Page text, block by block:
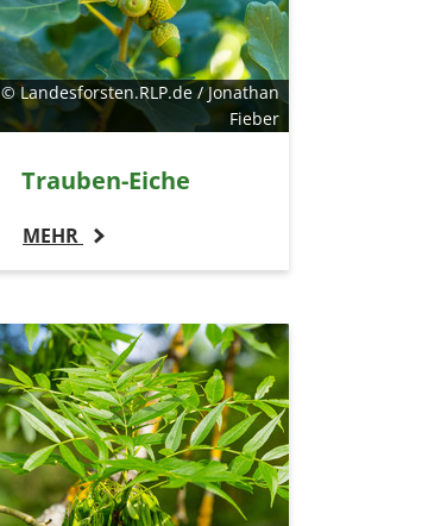
© Landesforsten.RLP.de / Jonathan
Fieber
Trauben-Eiche
MEHR